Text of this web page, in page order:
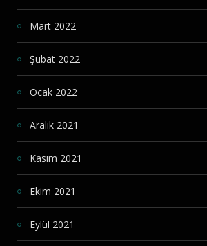
Mart 2022
Şubat 2022
Ocak 2022
Aralık 2021
Kasım 2021
Ekim 2021
Eylül 2021